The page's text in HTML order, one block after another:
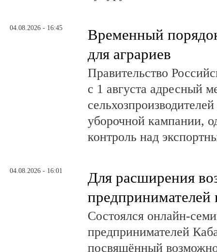
04.08.2026 - 16:45
Временный
для аграриев
Правительство
с 1 августа адресный
уборочной кампании,
контроль над
04.08.2026 - 16:01
Для расширения
предпринимателей
Состоялся онлайн-
предпринимателей
посвящённый